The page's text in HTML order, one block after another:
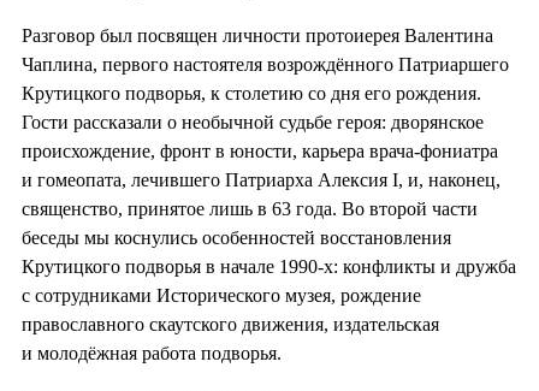
Разговор был посвящен личности протоиерея Валентина
Чаплина, первого настоятеля возрождённого Патриаршего
Крутицкого подворья, к столетию со дня его рождения.
Гости рассказали о необычной судьбе героя: дворянское
происхождение, фронт в юности, карьера врача-фониатра
и гомеопата, лечившего Патриарха Алексия I, и, наконец,
священство, принятое лишь в 63 года. Во второй части
беседы мы коснулись особенностей восстановления
Крутицкого подворья в начале 1990-х: конфликты и дружба
с сотрудниками Исторического музея, рождение
православного скаутского движения, издательская
и молодёжная работа подворья.